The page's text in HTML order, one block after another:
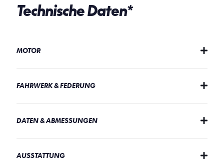
Technische Daten*
MOTOR
FAHRWERK & FEDERUNG
DATEN & ABMESSUNGEN
AUSSTATTUNG